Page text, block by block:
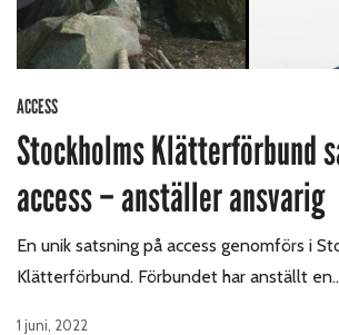
ACCESS
Stockholms Klätterförbund
access – anställer ansvarig
En unik satsning på access genomförs i
Klätterförbund. Förbundet har anställt
1 juni, 2022